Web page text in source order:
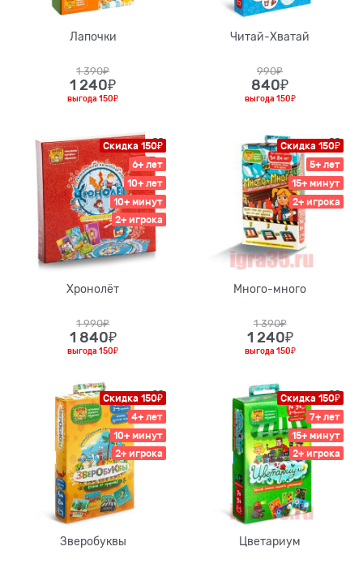
Лапочки
1 390₽
1 240₽
выгода150₽
Читай-Хватай
990₽
840₽
выгода 150₽
Скидка 150₽
6+ лет
10+ лет
10+ минут
2+ игрока
Хронолёт
1 990₽
1 840₽
выгода150₽
Скидка 150₽
5+ лет
15+ минут
2+ игрока
Много-много
1 390₽
1 240₽
выгода 150₽
Скидка 150₽
4+ лет
10+ минут
2+ игрока
Зверобуквы
Скидка 150₽
7+ лет
15+ минут
2+ игрока
Цветариум